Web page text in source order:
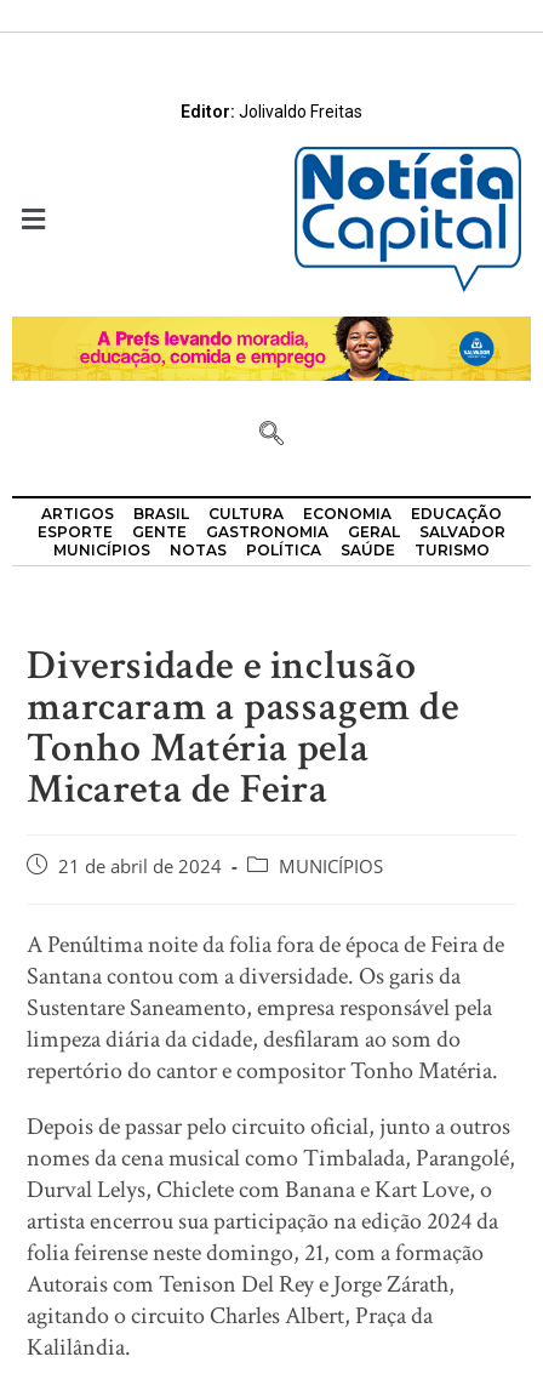
Editor: Jolivaldo Freitas
ARTIGOS BRASIL CULTURA ECONOMIA
EDUCAÇÃO
ESPORTE
GENTE GASTRONOMIA GERAL
SALVADOR
MUNICÍPIOS
NOTAS POLÍTICA SAÚDE TURISMO
Diversidade e inclusão
marcaram a passagem de
Tonho Matéria pela
Micareta de Feira
21 de abril de 2024 MUNICÍPIOS
A Penúltima noite da folia fora de época de Feira de
Santana contou com a diversidade. Os garis da
Sustentare Saneamento, empresa responsável pela
limpeza diária da cidade, desfilaram ao som do
repertório do cantor e compositor Tonho Matéria.
Depois de passar pelo circuito oficial, junto a outros
nomes da cena musical como Timbalada, Parangolé,
Durval Lelys, Chiclete com Banana e Kart Love, o
artista encerrou sua participação na edição 2024 da
folia feirense neste domingo, 21, com a formação
Autorais com Tenison Del Rey e Jorge Zárath,
agitando o circuito Charles Albert, Praça da
Kalilândia.